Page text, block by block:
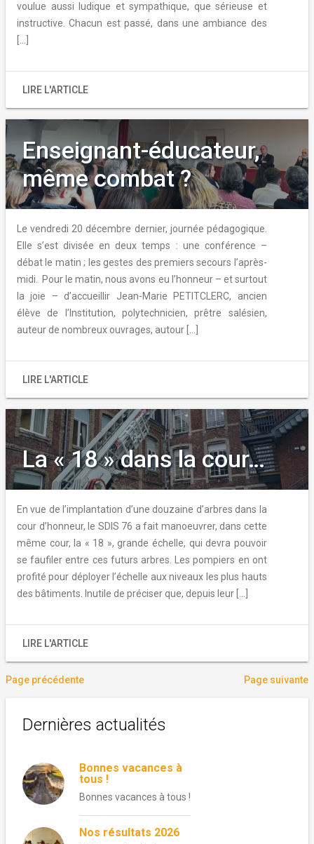
voulue aussi ludique et sympathique, que sérieuse et
instructive. Chacun est passé, dans une ambiance des
LIRE L'ARTICLE
Enseignant-éducateur,
même combat ?
Le vendredi 20 décembre dernier, journée pédagogique.
Elle s’est divisée en deux temps : une conférence –
débat le matin ; les gestes des premiers secours l’après-
midi. Pour le matin, nous avons eu l’honneur – et surtout
la joie – d’accueillir Jean-Marie PETITCLERC, ancien
élève de l’Institution, polytechnicien, prêtre salésien,
auteur de nombreux ouvrages, autour […]
LIRE L'ARTICLE
La « 18 » dans la cour…
En vue de l’implantation d’une douzaine d’arbres dans la
cour d’honneur, le SDIS 76 a fait manoeuvrer, dans cette
même cour, la « 18 », grande échelle, qui devra pouvoir
se faufiler entre ces futurs arbres. Les pompiers en ont
profité pour déployer l’échelle aux niveaux les plus hauts
des bâtiments. Inutile de préciser que, depuis leur […]
LIRE L'ARTICLE
Page précédente Page suivante
Dernières actualités
Bonnes vacances à
tous !
Bonnes vacances à tous !
Nos résultats 2026